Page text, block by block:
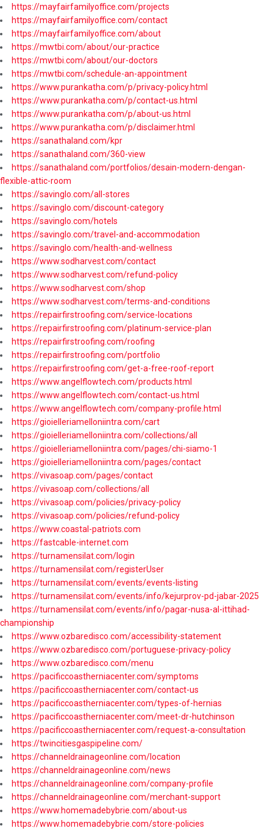
https://mayfairfamilyoffice.com/projects
https://mayfairfamilyoffice.com/contact
https://mayfairfamilyoffice.com/about
https://mwtbi.com/about/our-practice
https://mwtbi.com/about/our-doctors
https://mwtbi.com/schedule-an-appointment
https://www.purankatha.com/p/privacy-policy.html
https://www.purankatha.com/p/contact-us.html
https://www.purankatha.com/p/about-us.html
https://www.purankatha.com/p/disclaimer.html
https://sanathaland.com/kpr
https://sanathaland.com/360-view
https://sanathaland.com/portfolios/desain-modern-dengan-
flexible-attic-room
https://savinglo.com/all-stores
https://savinglo.com/discount-category
https://savinglo.com/hotels
https://savinglo.com/travel-and-accommodation
https://savinglo.com/health-and-wellness
https://www.sodharvest.com/contact
https://www.sodharvest.com/refund-policy
https://www.sodharvest.com/shop
https://www.sodharvest.com/terms-and-conditions
https://repairfirstroofing.com/service-locations
https://repairfirstroofing.com/platinum-service-plan
https://repairfirstroofing.com/roofing
https://repairfirstroofing.com/portfolio
https://repairfirstroofing.com/get-a-free-roof-report
https://www.angelflowtech.com/products.html
https://www.angelflowtech.com/contact-us.html
https://www.angelflowtech.com/company-profile.html
https://gioielleriamelloniintra.com/cart
https://gioielleriamelloniintra.com/collections/all
https://gioielleriamelloniintra.com/pages/chi-siamo-1
https://gioielleriamelloniintra.com/pages/contact
https://vivasoap.com/pages/contact
https://vivasoap.com/collections/all
https://vivasoap.com/policies/privacy-policy
https://vivasoap.com/policies/refund-policy
https://www.coastal-patriots.com
https://fastcable-internet.com
https://turnamensilat.com/login
https://turnamensilat.com/registerUser
https://turnamensilat.com/events/events-listing
https://turnamensilat.com/events/info/kejurprov-pd-jabar-2025
https://turnamensilat.com/events/info/pagar-nusa-al-ittihad-
championship
https://www.ozbaredisco.com/accessibility-statement
https://www.ozbaredisco.com/portuguese-privacy-policy
https://www.ozbaredisco.com/menu
https://pacificcoastherniacenter.com/symptoms
https://pacificcoastherniacenter.com/contact-us
https://pacificcoastherniacenter.com/types-of-hernias
https://pacificcoastherniacenter.com/meet-dr-hutchinson
https://pacificcoastherniacenter.com/request-a-consultation
https://twincitiesgaspipeline.com/
https://channeldrainageonline.com/location
https://channeldrainageonline.com/news
https://channeldrainageonline.com/company-profile
https://channeldrainageonline.com/merchant-support
https://www.homemadebybrie.com/about-us
https://www.homemadebybrie.com/store-policies